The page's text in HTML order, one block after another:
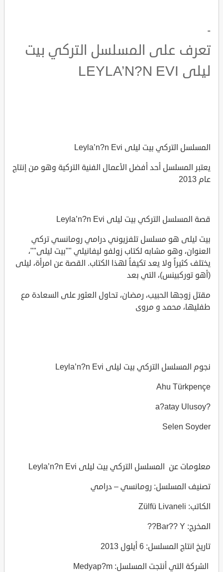
"
تعرف على المسلسل التركي بيت
ليلى LEYLA’N?N EVI
المسلسل التركي بيت ليلى Leyla’n?n Evi
يعتبر المسلسل أحد أفضل الأعمال الفنية التركية وهو من إنتاج
عام 2013
قصة المسلسل التركي بيت ليلى Leyla’n?n Evi
بيت ليلى هو مسلسل تلفزيوني درامي رومانسي تركي
العنوان، وهو مشابه لكتاب زولفو ليفانيلي ""بيت ليلى""،
يختلف كثيراً ولا يعد تكيفاً لهذا الكتاب. القصة عن امرأة، ليلى
(أهو توركبينس)، التي بعد
مقتل زوجها الحبيب، رمضان، تحاول العثور على السعادة مع
طفليها، محمد و مروى
نجوم المسلسل التركي بيت ليلى Leyla’n?n Evi
Ahu Türkpençe
?a?atay Ulusoy
Selen Soyder
معلومات عن المسلسل التركي بيت ليلى Leyla’n?n Evi
تصنيف المسلسل: رومانسي – درامي
الكاتب: Zülfü Livaneli
المخرج: Bar?? Y??
تاريخ انتاج المسلسل: 6 أيلول 2013
الشركة التي أنتجت المسلسل: Medyap?m